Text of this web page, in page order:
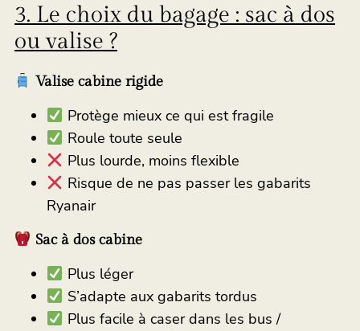
3. Le choix du bagage : sac à dos
ou valise ?
Valise cabine rigide
Protège mieux ce qui est fragile
Roule toute seule
Plus lourde, moins flexible
Risque de ne pas passer les gabarits
Ryanair
Sac à dos cabine
Plus léger
S’adapte aux gabarits tordus
Plus facile à caser dans les bus /